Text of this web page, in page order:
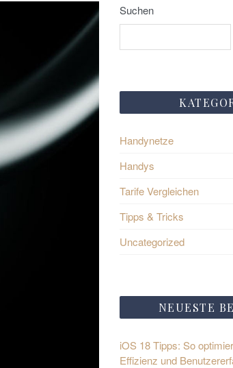
Suchen
Handynetze
Handys
Tarife Vergleichen
Tipps & Tricks
Uncategorized
NEUESTE
iOS 18 Tipps: So
Effizienz und